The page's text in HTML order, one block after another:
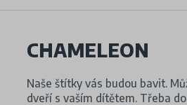
CHAMELEON
Naše štítky vás budou bavit.
dveří s vaším dítětem. Třeba